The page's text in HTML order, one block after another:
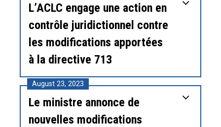
L’ACLC engage une action en
contrôle juridictionnel contre
les modifications apportées
à la directive 713
August 23, 2023
Le ministre annonce de
nouvelles modifications